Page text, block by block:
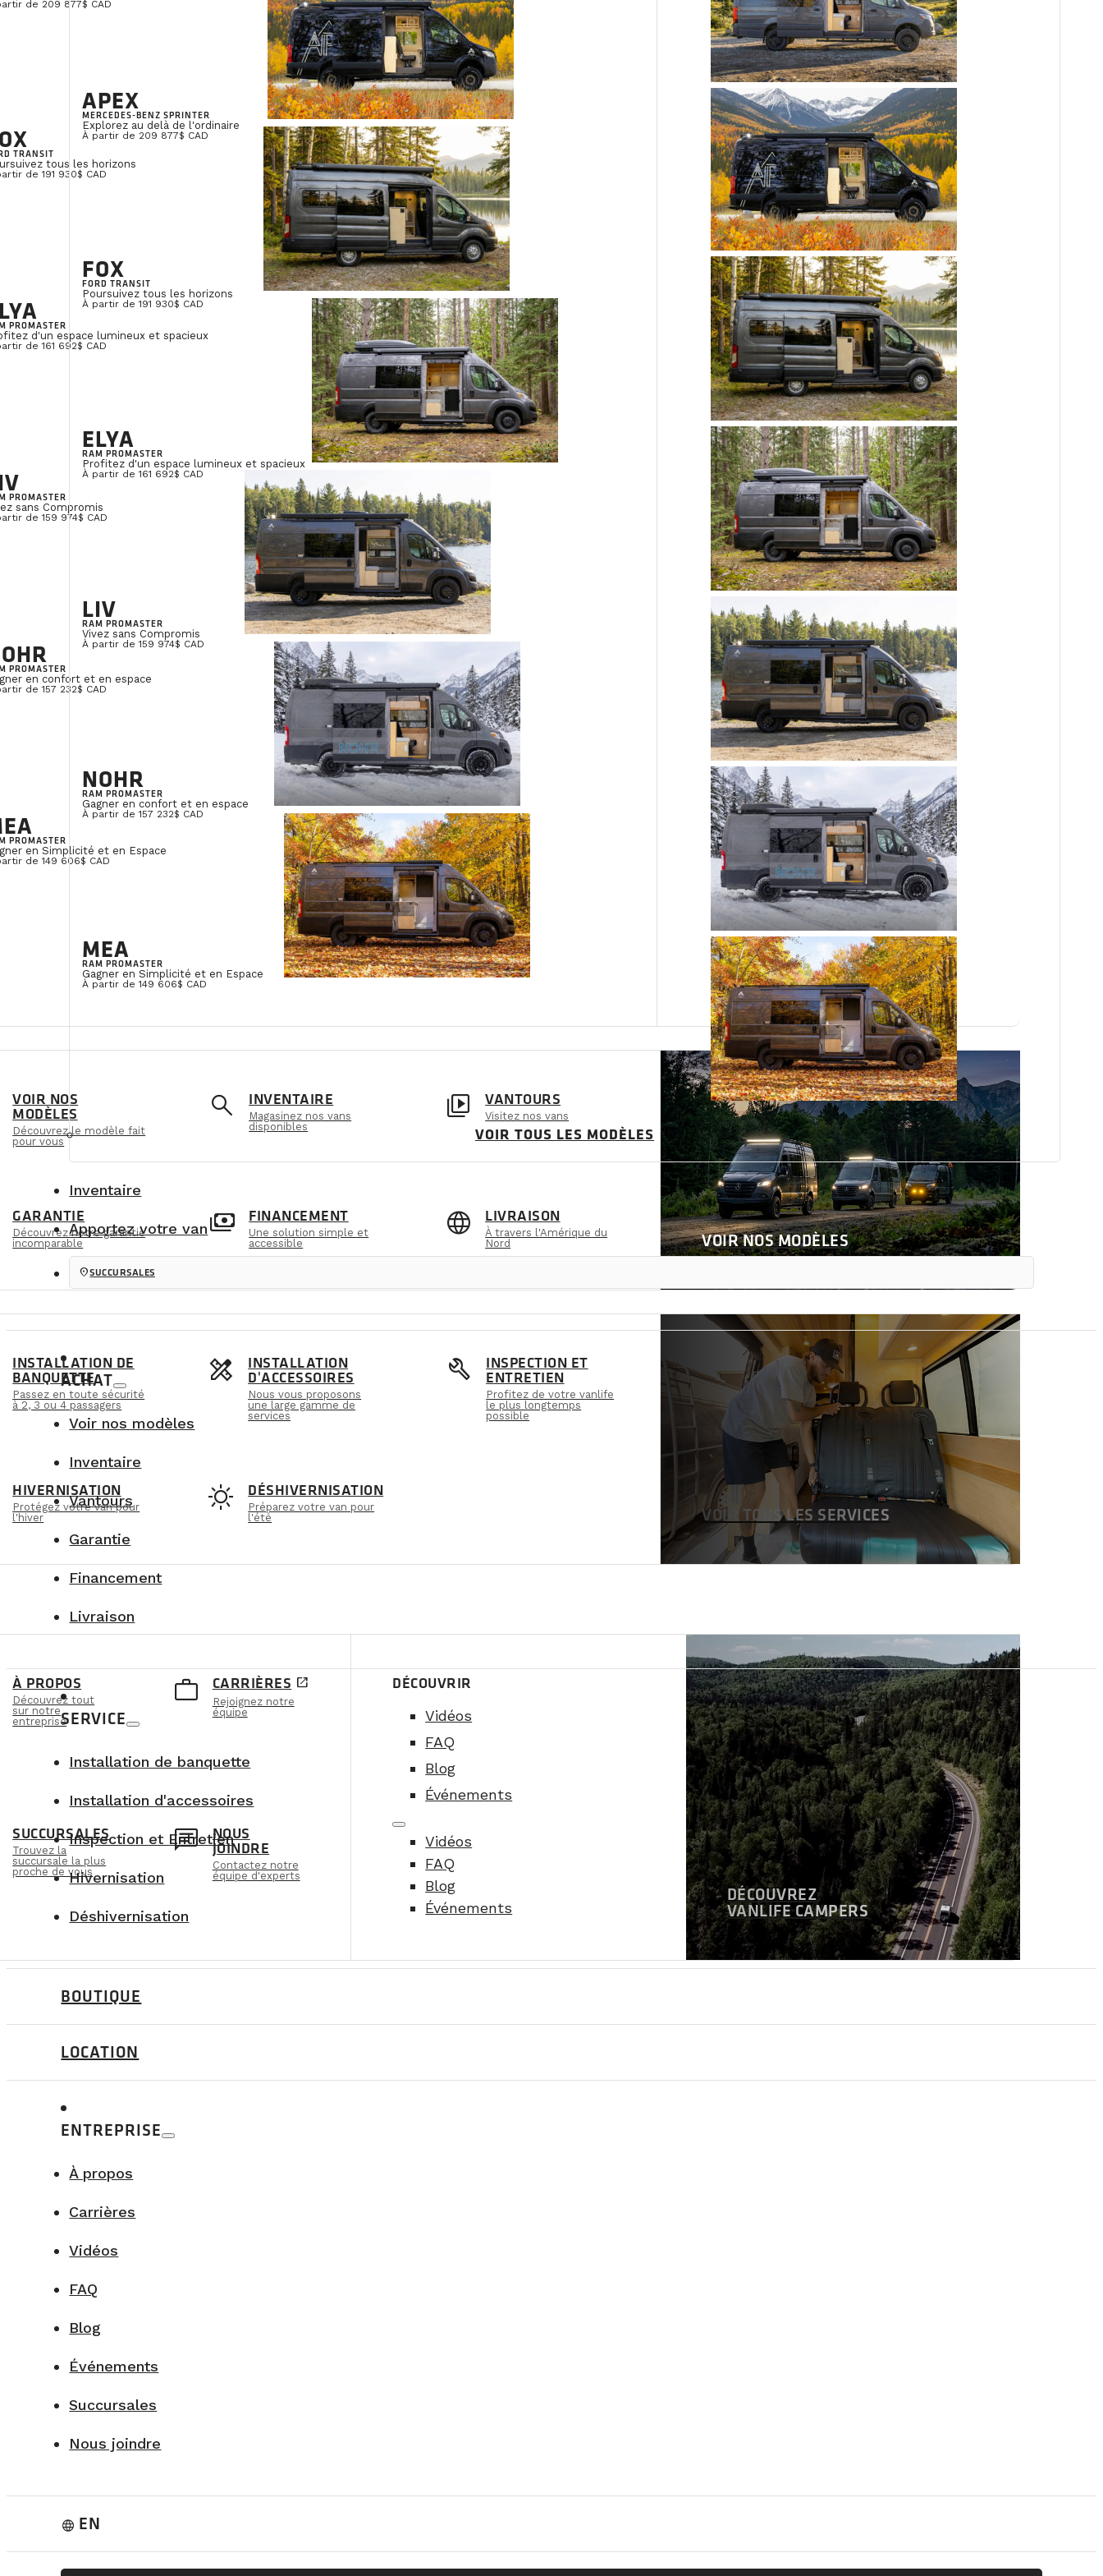
de 209 877$ CAD
TRANSIT
tous les horizons
de 191 930$ CAD
PROMASTER
d'un espace lumineux et spacieux
de 161 692$ CAD
PROMASTER
sans Compromis
de 159 974$ CAD
PROMASTER
en confort et en espace
de 157 232$ CAD
PROMASTER
en Simplicité et en Espace
de 149 606$ CAD
VOIR NOS
MODÈLES
Découvrez le modèle fait
pour vous
search INVENTAIRE
Magasinez nos vans
disponibles
video_library VANTOURS
Visitez nos vans
GARANTIE
Découvrez notre garantie
incomparable
payments FINANCEMENT
Une solution simple et
accessible
language LIVRAISON
À travers l'Amérique du
Nord
VOIR NOS MODÈLES
INSTALLATION DE
BANQUETTE
Passez en toute sécurité
à 2, 3 ou 4 passagers
design_services INSTALLATION
D'ACCESSOIRES
Nous vous proposons
une large gamme de
services
build INSPECTION ET
ENTRETIEN
Profitez de votre vanlife
le plus longtemps
possible
HIVERNISATION
Protégez votre van pour
l'hiver
sunny DÉSHIVERNISATION
Préparez votre van pour
l'été
VOIR TOUS LES SERVICES
À PROPOS
Découvrez tout
sur notre
entreprise
work_outline CARRIÈRES open_in_new
Rejoignez notre
équipe
SUCCURSALES
Trouvez la
succursale la plus
proche de vous
chat NOUS
JOINDRE
Contactez notre
équipe d'experts
DÉCOUVRIR
Vidéos
FAQ
Blog
Événements
Vidéos
FAQ
Blog
Événements
DÉCOUVREZ
VANLIFE CAMPERS
APEX
MERCEDES-BENZ SPRINTER
Explorez au delà de l'ordinaire
À partir de 209 877$ CAD
FOX
FORD TRANSIT
Poursuivez tous les horizons
À partir de 191 930$ CAD
ELYA
RAM PROMASTER
Profitez d'un espace lumineux et spacieux
À partir de 161 692$ CAD
LIV
RAM PROMASTER
Vivez sans Compromis
À partir de 159 974$ CAD
NOHR
RAM PROMASTER
Gagner en confort et en espace
À partir de 157 232$ CAD
MEA
RAM PROMASTER
Gagner en Simplicité et en Espace
À partir de 149 606$ CAD
VOIR TOUS LES MODÈLES
Inventaire
Apportez votre van
location_onSUCCURSALES
ACHAT
Voir nos modèles
Inventaire
Vantours
Garantie
Financement
Livraison
SERVICE
Installation de banquette
Installation d'accessoires
Inspection et Entretien
Hivernisation
Déshivernisation
BOUTIQUE
LOCATION
ENTREPRISE
À propos
Carrières
Vidéos
FAQ
Blog
Événements
Succursales
Nous joindre
language EN